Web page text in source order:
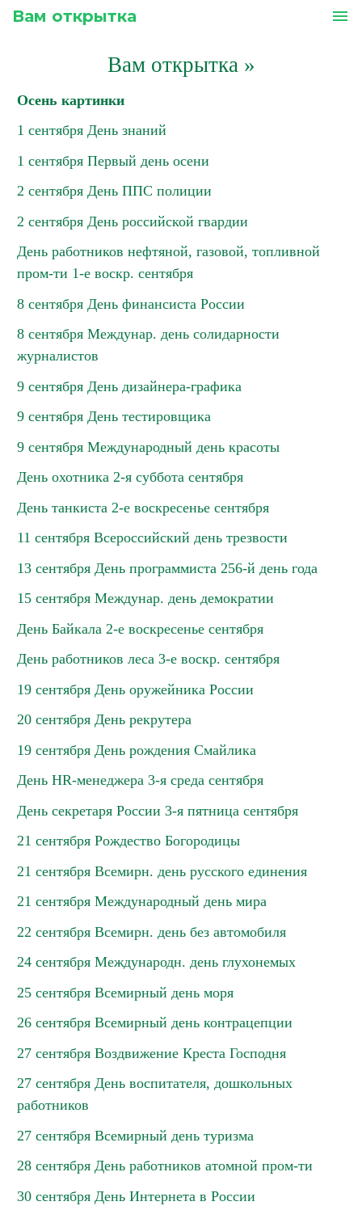
Вам открытка menu
Вам открытка»
Осень картинки
1 сентября День знаний
1 сентября Первый день осени
2 сентября День ППС полиции
2 сентября День российской гвардии
День работников нефтяной, газовой, топливной
пром-ти 1-е воскр. сентября
8 сентября День финансиста России
8 сентября Междунар. день солидарности
журналистов
9 сентября День дизайнера-графика
9 сентября День тестировщика
9 сентября Международный день красоты
День охотника 2-я суббота сентября
День танкиста 2-е воскресенье сентября
11 сентября Всероссийский день трезвости
13 сентября День программиста 256-й день года
15 сентября Междунар. день демократии
День Байкала 2-е воскресенье сентября
День работников леса 3-е воскр. сентября
19 сентября День оружейника России
20 сентября День рекрутера
19 сентября День рождения Смайлика
День HR-менеджера 3-я среда сентября
День секретаря России 3-я пятница сентября
21 сентября Рождество Богородицы
21 сентября Всемирн. день русского единения
21 сентября Международный день мира
22 сентября Всемирн. день без автомобиля
24 сентября Международн. день глухонемых
25 сентября Всемирный день моря
26 сентября Всемирный день контрацепции
27 сентября Воздвижение Креста Господня
27 сентября День воспитателя, дошкольных
работников
27 сентября Всемирный день туризма
28 сентября День работников атомной пром-ти
30 сентября День Интернета в России